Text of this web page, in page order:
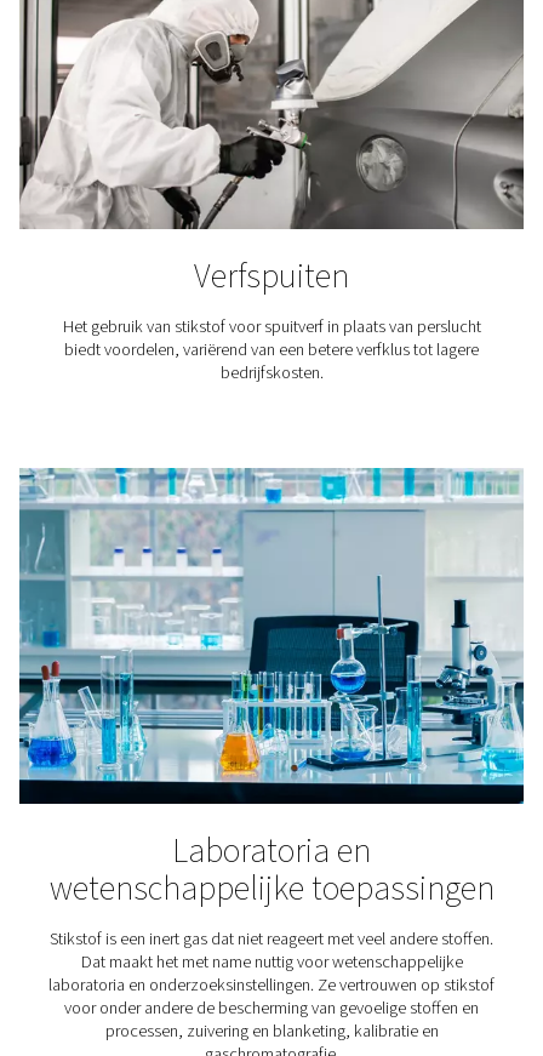
Brouwerijen
Stikstof speelt een belangrijke rol bij het brouwen
vooral bij het verpakken en het spoelen van tanks.
stikstof van topkwaliteit.
3D-printen
In het zorgvuldige proces van additieve productie is
onmisbaar omdat het de bouwkamer van de printer